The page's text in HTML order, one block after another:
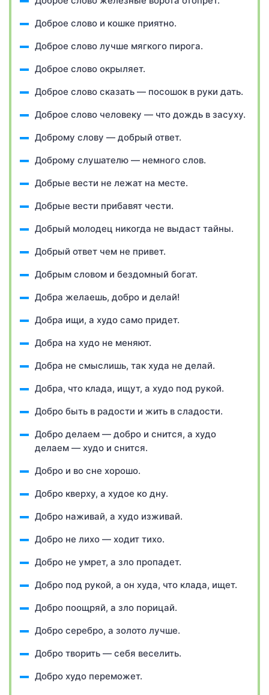
Доброе слово и кошке приятно.
Доброе слово лучше мягкого пирога.
Доброе слово окрыляет.
Доброе слово сказать — посошок в руки дать.
Доброе слово человеку — что дождь в засуху.
Доброму слову — добрый ответ.
Доброму слушателю — немного слов.
Добрые вести не лежат на месте.
Добрые вести прибавят чести.
Добрый молодец никогда не выдаст тайны.
Добрый ответ чем не привет.
Добрым словом и бездомный богат.
Добра желаешь, добро и делай!
Добра ищи, а худо само придет.
Добра на худо не меняют.
Добра не смыслишь, так худа не делай.
Добра, что клада, ищут, а худо под рукой.
Добро быть в радости и жить в сладости.
Добро делаем — добро и снится, а худо
делаем — худо и снится.
Добро и во сне хорошо.
Добро кверху, а худое ко дну.
Добро наживай, а худо изживай.
Добро не лихо — ходит тихо.
Добро не умрет, а зло пропадет.
Добро под рукой, а он худа, что клада, ищет.
Добро поощряй, а зло порицай.
Добро серебро, а золото лучше.
Добро творить — себя веселить.
Добро худо переможет.